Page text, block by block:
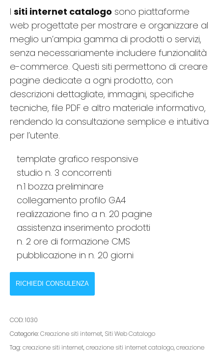
I siti internet catalogo sono piattaforme
web progettate per mostrare e organizzare al
meglio un’ampia gamma di prodotti o servizi,
senza necessariamente includere funzionalità
e-commerce. Questi siti permettono di creare
pagine dedicate a ogni prodotto, con
descrizioni dettagliate, immagini, specifiche
tecniche, file PDF e altro materiale informativo,
rendendo la consultazione semplice e intuitiva
per l’utente.
template grafico responsive
studio n. 3 concorrenti
n.1 bozza preliminare
collegamento profilo GA4
realizzazione fino a n. 20 pagine
assistenza inserimento prodotti
n. 2 ore di formazione CMS
pubblicazione in n. 20 giorni
RICHIEDI CONSULENZA
COD:1030
Categorie:Creazione siti internet, Siti Web Catalogo
Tag:creazione siti internet,creazione siti internet catalogo,creazione